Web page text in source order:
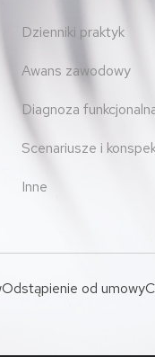
Dzienniki praktyk
Awans zawodowy
Diagnoza
Scenariusze i
Inne
Odstąpienie od umowy